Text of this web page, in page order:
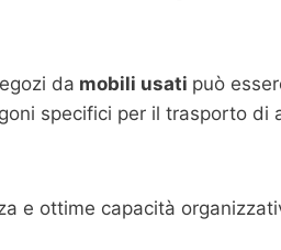
da mobili usati può
specifici per il trasporto di
e ottime capacità